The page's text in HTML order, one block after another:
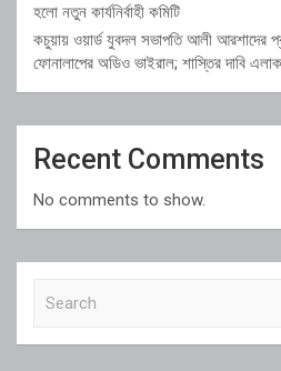
হলো নতুন কার্যনির্বাহী কমিটি
কচুয়ায় ওয়ার্ড যুবদল সভাপতি আলী আরশাদের
ফোনালাপের অডিও ভাইরাল; শাস্তির দাবি
Recent Comments
No comments to show.